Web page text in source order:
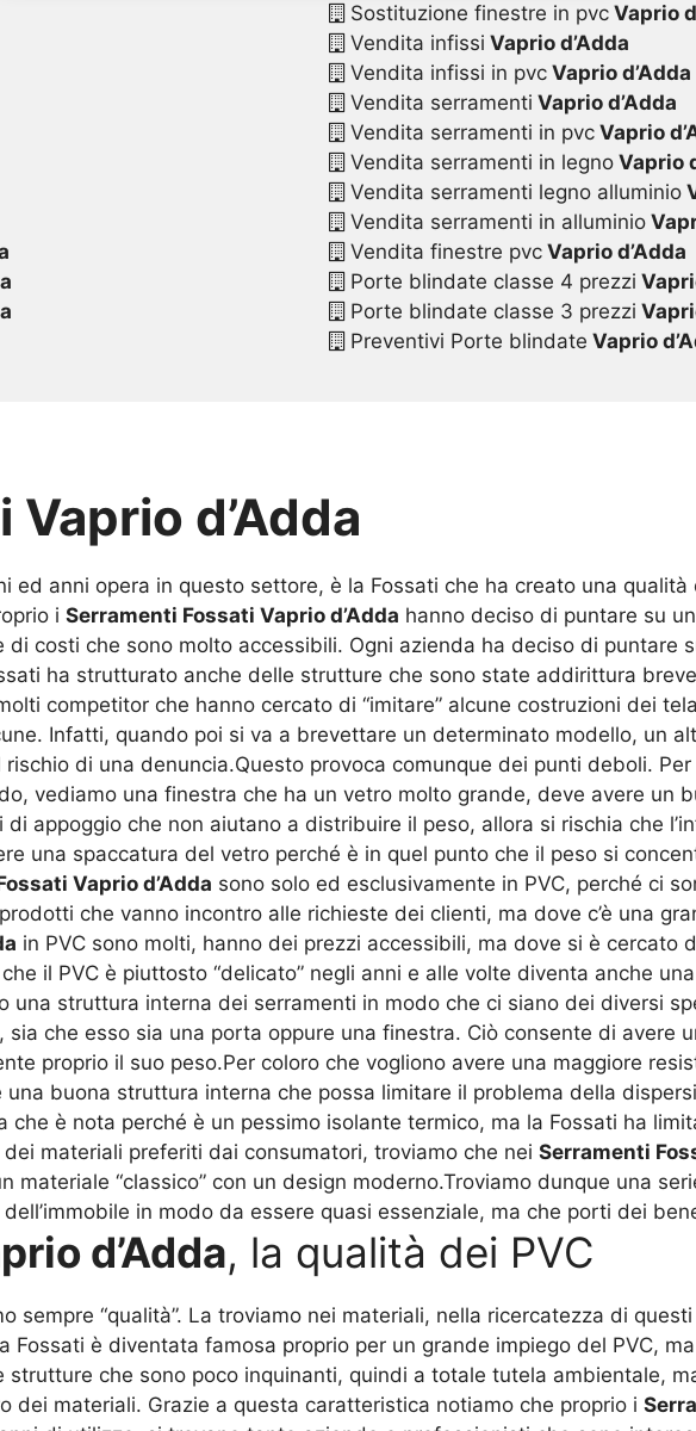
Sostituzione finestre in pvc Vaprio
Vendita infissi Vaprio d’Adda
Vendita infissi in pvc Vaprio d’Adda
Vendita serramenti Vaprio d’Adda
Vendita serramenti in pvc Vaprio
Vendita serramenti in legno Vaprio
Vendita serramenti legno alluminio
Vendita serramenti in alluminio
Vendita finestre pvc Vaprio d’Adda
Porte blindate classe 4 prezzi
Porte blindate classe 3 prezzi
Preventivi Porte blindate Vaprio
d’Adda
ed anni opera in questo settore, è la Fossati che ha creato una
i Serramenti Fossati Vaprio d’Adda hanno deciso di puntare su
costi che sono molto accessibili. Ogni azienda ha deciso di puntare
ha strutturato anche delle strutture che sono state addirittura
competitor che hanno cercato di “imitare” alcune costruzioni dei
Infatti, quando poi si va a brevettare un determinato modello, un
di una denuncia.Questo provoca comunque dei punti deboli.
vediamo una finestra che ha un vetro molto grande, deve avere un
appoggio che non aiutano a distribuire il peso, allora si rischia che
una spaccatura del vetro perché è in quel punto che il peso si
Vaprio d’Adda sono solo ed esclusivamente in PVC, perché ci
che vanno incontro alle richieste dei clienti, ma dove c’è una
in PVC sono molti, hanno dei prezzi accessibili, ma dove si è cercato
il PVC è piuttosto “delicato” negli anni e alle volte diventa anche
una struttura interna dei serramenti in modo che ci siano dei diversi
che esso sia una porta oppure una finestra. Ciò consente di avere
proprio il suo peso.Per coloro che vogliono avere una maggiore
buona struttura interna che possa limitare il problema della
che è nota perché è un pessimo isolante termico, ma la Fossati ha
materiali preferiti dai consumatori, troviamo che nei Serramenti
materiale “classico” con un design moderno.Troviamo dunque una
in modo da essere quasi essenziale, ma che porti dei
d’Adda, la qualità dei PVC
sempre “qualità”. La troviamo nei materiali, nella ricercatezza di
Fossati è diventata famosa proprio per un grande impiego del PVC,
che sono poco inquinanti, quindi a totale tutela ambientale,
dei materiali. Grazie a questa caratteristica notiamo che proprio i